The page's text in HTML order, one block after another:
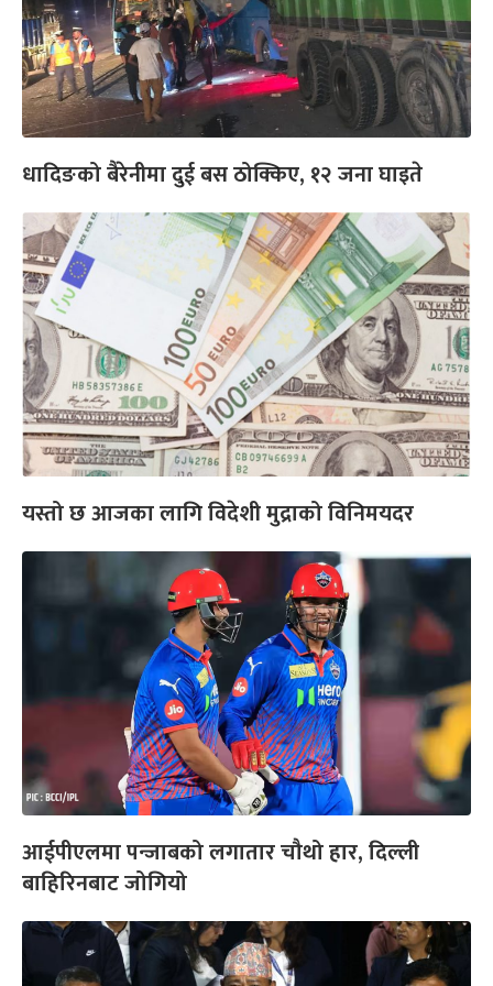
धादिङको बैरेनीमा दुई बस ठोक्किए, १२ जना घाइते
यस्तो छ आजका लागि विदेशी मुद्राको विनिमयदर
आईपीएलमा पन्जाबको लगातार चौथो हार, दिल्ली
बाहिरिनबाट जोगियो